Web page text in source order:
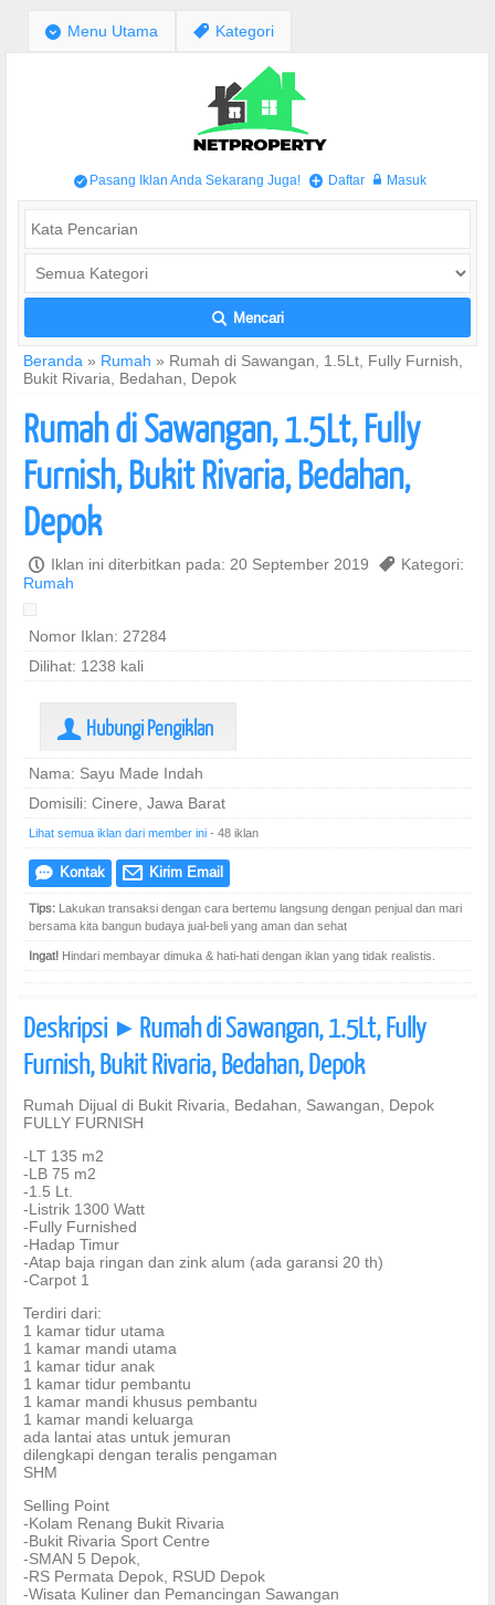
; Menu Utama , Kategori
/ Pasang Iklan Anda Sekarang Juga! + Daftar w Masuk
L Mencari
Beranda » Rumah » Rumah di Sawangan, 1.5Lt, Fully Furnish,
Bukit Rivaria, Bedahan, Depok
Rumah di Sawangan, 1.5Lt, Fully
Furnish, Bukit Rivaria, Bedahan,
Depok
P Iklan ini diterbitkan pada: 20 September 2019 , Kategori:
Rumah
Nomor Iklan: 27284
Dilihat: 1238 kali
U Hubungi Pengiklan
Nama: Sayu Made Indah
Domisili: Cinere, Jawa Barat
Lihat semua iklan dari member ini - 48 iklan
e Kontak @ Kirim Email
Tips: Lakukan transaksi dengan cara bertemu langsung dengan penjual dan mari
bersama kita bangun budaya jual-beli yang aman dan sehat
Ingat! Hindari membayar dimuka & hati-hati dengan iklan yang tidak realistis.
Deskripsi ] Rumah di Sawangan, 1.5Lt, Fully
Furnish, Bukit Rivaria, Bedahan, Depok
Rumah Dijual di Bukit Rivaria, Bedahan, Sawangan, Depok
FULLY FURNISH
-LT 135 m2
-LB 75 m2
-1.5 Lt.
-Listrik 1300 Watt
-Fully Furnished
-Hadap Timur
-Atap baja ringan dan zink alum (ada garansi 20 th)
-Carpot 1
Terdiri dari:
1 kamar tidur utama
1 kamar mandi utama
1 kamar tidur anak
1 kamar tidur pembantu
1 kamar mandi khusus pembantu
1 kamar mandi keluarga
ada lantai atas untuk jemuran
dilengkapi dengan teralis pengaman
SHM
Selling Point
-Kolam Renang Bukit Rivaria
-Bukit Rivaria Sport Centre
-SMAN 5 Depok,
-RS Permata Depok, RSUD Depok
-Wisata Kuliner dan Pemancingan Sawangan